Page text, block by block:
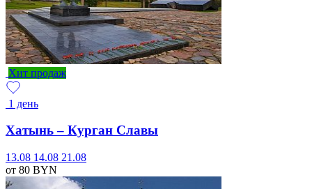
Хит продаж
1 день
Хатынь – Курган Славы
13.08 14.08 21.08
от 80 BYN